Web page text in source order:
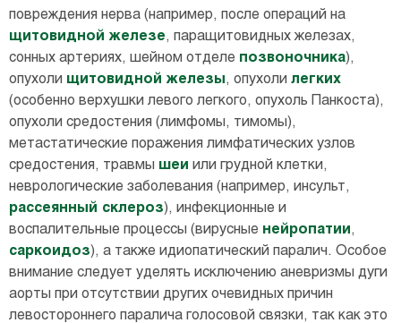
повреждения нерва (например, после операций на
щитовидной железе , паращитовидных железах,
сонных артериях, шейном отделе позвоночника),
опухоли щитовидной железы , опухоли легких
(особенно верхушки левого легкого, опухоль Панкоста),
опухоли средостения (лимфомы, тимомы),
метастатические поражения лимфатических узлов
средостения, травмы шеи или грудной клетки,
неврологические заболевания (например, инсульт,
рассеянный склероз), инфекционные и
воспалительные процессы (вирусные нейропатии ,
саркоидоз), а также идиопатический паралич. Особое
внимание следует уделять исключению аневризмы дуги
аорты при отсутствии других очевидных причин
левостороннего паралича голосовой связки, так как это